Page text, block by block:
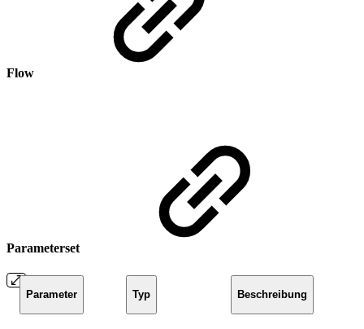
Flow
Parameterset
Parameter Typ Beschreibung